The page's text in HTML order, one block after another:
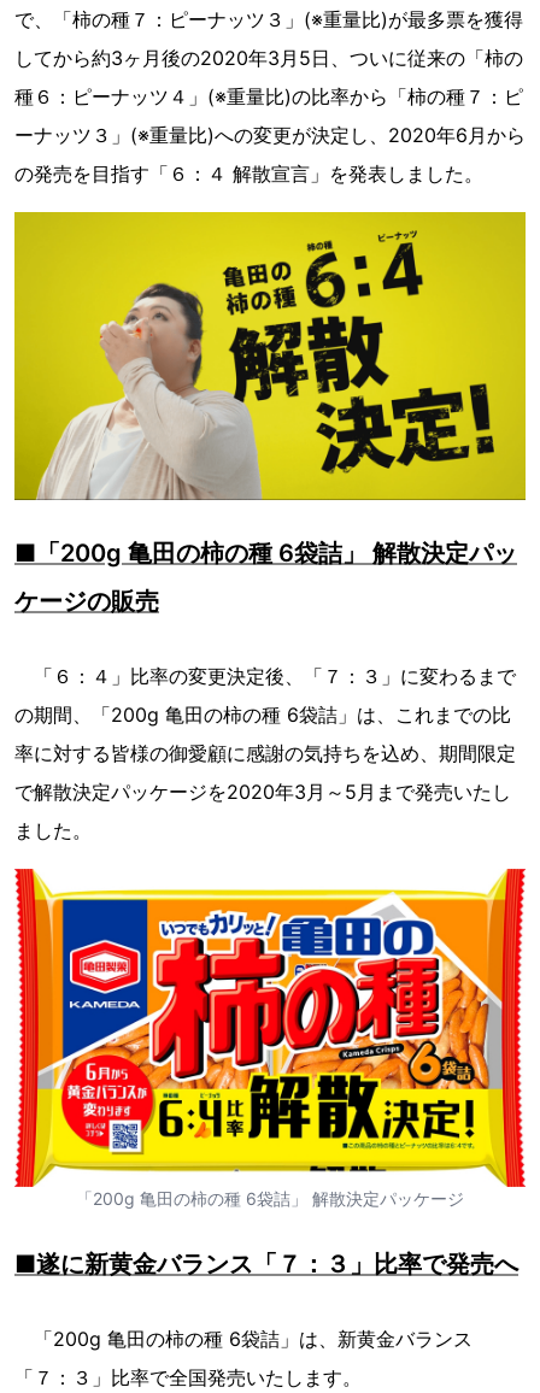
で、「柿の種７：ピーナッツ３」(※重量比)が最多票を獲得
してから約3ヶ月後の2020年3月5日、ついに従来の「柿の
種６：ピーナッツ４」(※重量比)の比率から「柿の種７：ピ
ーナッツ３」(※重量比)への変更が決定し、2020年6月から
の発売を目指す「６：４ 解散宣言」を発表しました。
■「200g 亀田の柿の種 6袋詰」 解散決定パッ
ケージの販売
「６：４」比率の変更決定後、「７：３」に変わるまで
の期間、「200g 亀田の柿の種 6袋詰」は、これまでの比
率に対する皆様の御愛顧に感謝の気持ちを込め、期間限定
で解散決定パッケージを2020年3月～5月まで発売いたし
ました。
「200g 亀田の柿の種 6袋詰」 解散決定パッケージ
■遂に新黄金バランス「７：３」比率で発売へ
「200g 亀田の柿の種 6袋詰」は、新黄金バランス
「７：３」比率で全国発売いたします。